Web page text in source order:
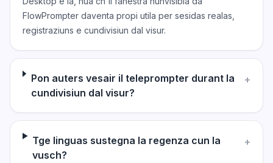
FlowPrompter daventa propi utila per sesidas realas,
registraziuns e cundivisiun dal visur.
Pon auters vesair il teleprompter durant la
cundivisiun dal visur?
+
Tge linguas sustegna la regenza cun la
vusch?
+